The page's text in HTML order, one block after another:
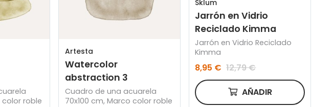
color roble
Artesta
Watercolor
abstraction 3
Cuadro de una acuarela
70x100 cm, Marco color roble
Sklum
Jarrón en Vidrio
Reciclado Kimma
Jarrón en Vidrio Reciclado
Kimma
8,95 € 12,79 €
AÑADIR